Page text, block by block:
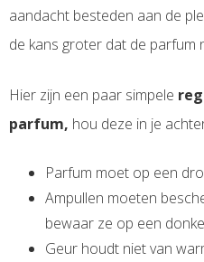
aandacht besteden aan de
de kans groter dat de parfum
Hier zijn een paar simpele
parfum, hou deze in je
Parfum moet op een
Ampullen moeten
bewaar ze op een
Geur houdt niet van